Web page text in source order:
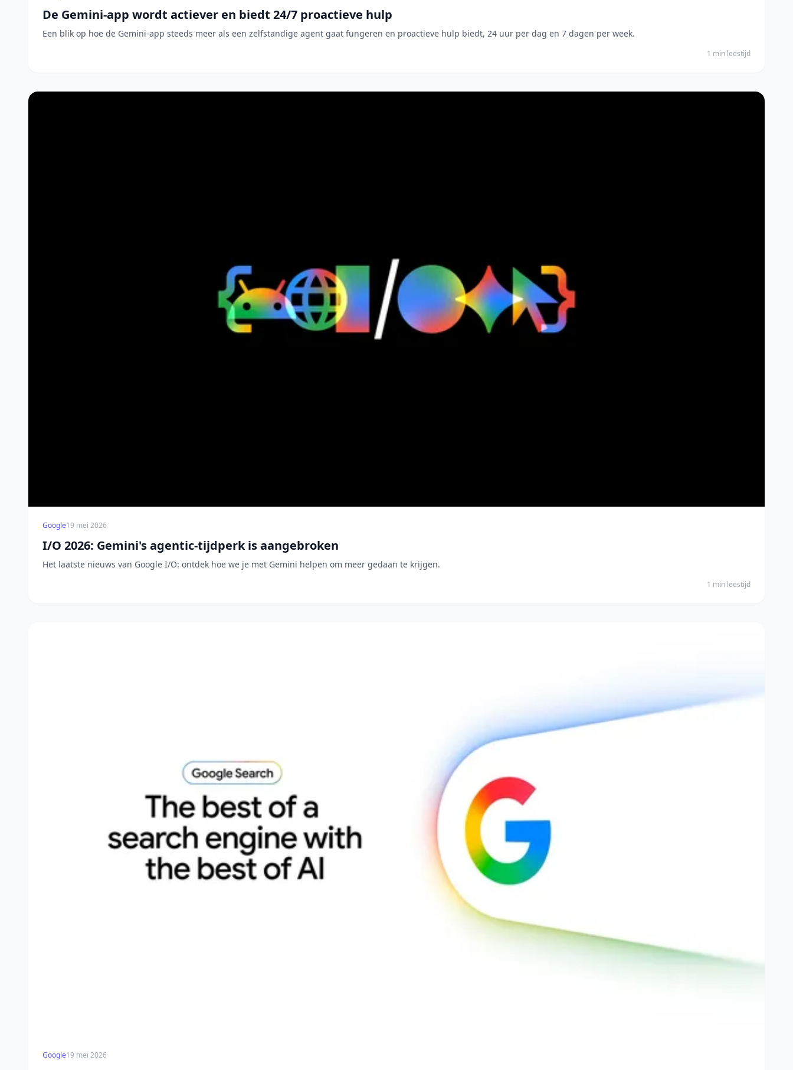
De Gemini-app wordt actiever en biedt 24/7 proactieve hulp
Een blik op hoe de Gemini-app steeds meer als een zelfstandige agent gaat fungeren en proactieve hulp biedt, 24 uur per dag en 7 dagen per week.
1 min leestijd
Google19 mei 2026
I/O 2026: Gemini's agentic-tijdperk is aangebroken
Het laatste nieuws van Google I/O: ontdek hoe we je met Gemini helpen om meer gedaan te krijgen.
1 min leestijd
Google19 mei 2026